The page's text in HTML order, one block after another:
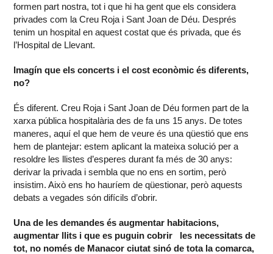
formen part nostra, tot i que hi ha gent que els considera
privades com la Creu Roja i Sant Joan de Déu. Després
tenim un hospital en aquest costat que és privada, que és
l’Hospital de Llevant.
Imagín que els concerts i el cost econòmic és diferents,
no?
És diferent. Creu Roja i Sant Joan de Déu formen part de la
xarxa pública hospitalària des de fa uns 15 anys. De totes
maneres, aquí el que hem de veure és una qüestió que ens
hem de plantejar: estem aplicant la mateixa solució per a
resoldre les llistes d’esperes durant fa més de 30 anys:
derivar la privada i sembla que no ens en sortim, però
insistim. Això ens ho hauríem de qüestionar, però aquests
debats a vegades són difícils d’obrir.
Una de les demandes és augmentar habitacions,
augmentar llits i que es puguin cobrir les necessitats de
tot, no només de Manacor ciutat sinó de tota la comarca,